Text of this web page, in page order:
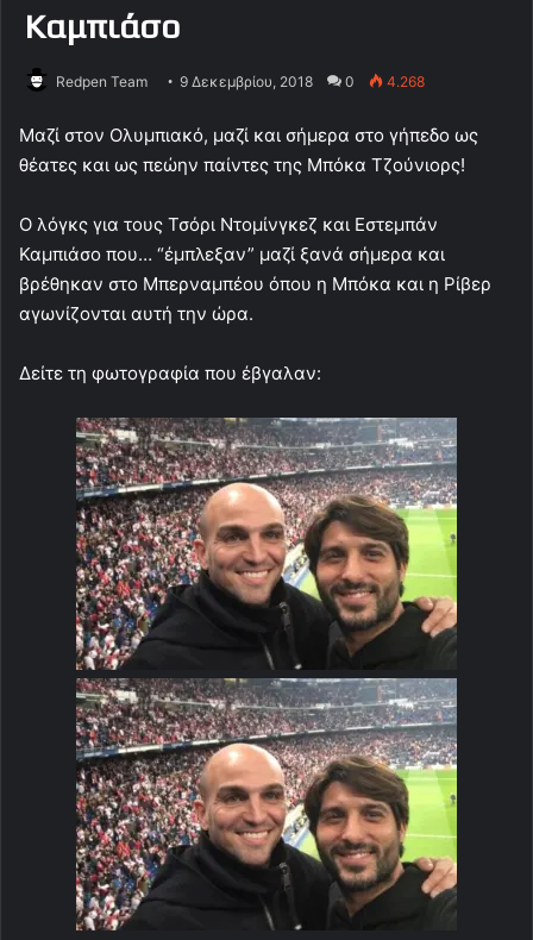
Καμπιάσο
Redpen Team 9 Δεκεμβρίου, 2018 0 4.268
Μαζί στον Ολυμπιακό, μαζί και σήμερα στο γήπεδο ως
θέατες και ως πεώην παίντες της Μπόκα Τζούνιορς!
Ο λόγκς για τους Τσόρι Ντομίνγκεζ και Εστεμπάν
Καμπιάσο που… “έμπλεξαν” μαζί ξανά σήμερα και
βρέθηκαν στο Μπερναμπέου όπου η Μπόκα και η Ρίβερ
αγωνίζονται αυτή την ώρα.
Δείτε τη φωτογραφία που έβγαλαν: